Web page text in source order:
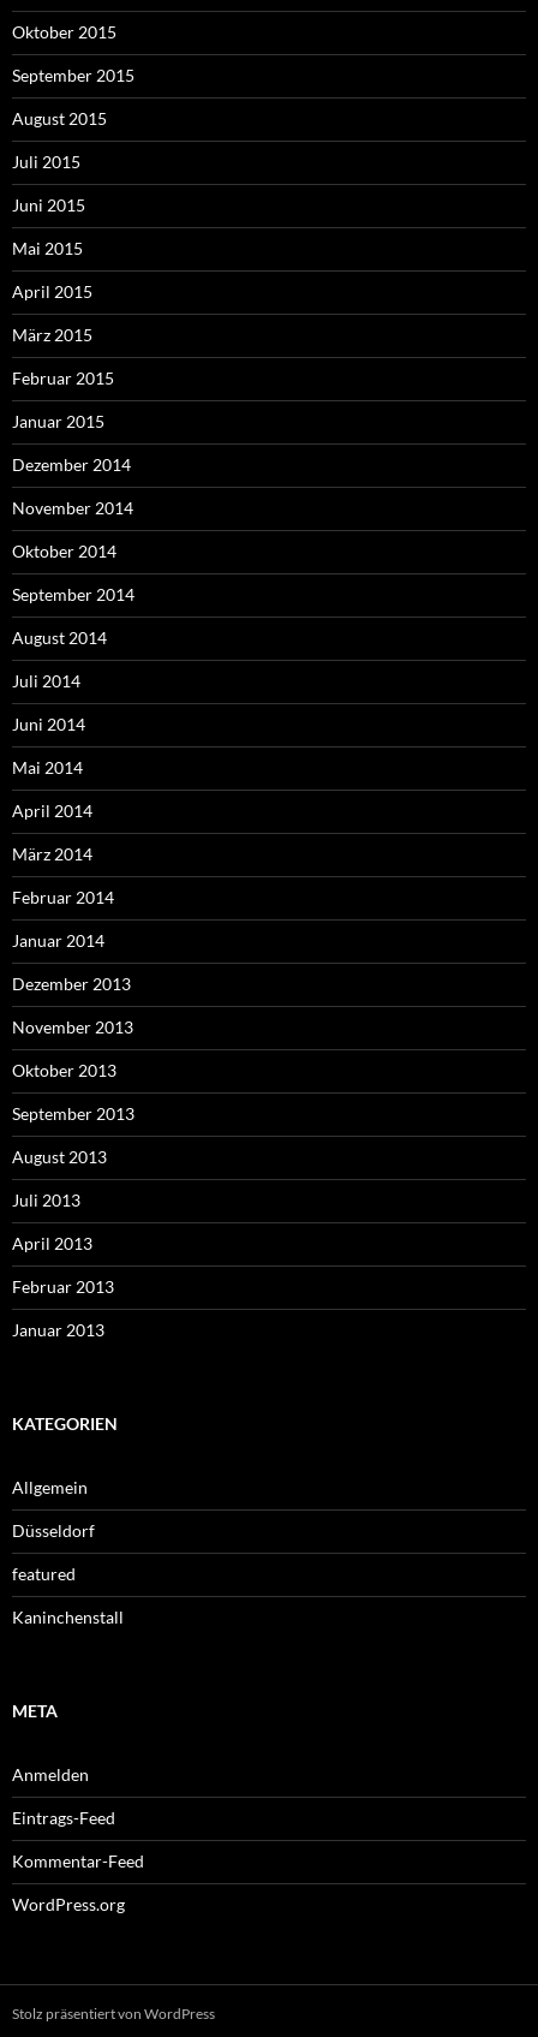
Oktober 2015
September 2015
August 2015
Juli 2015
Juni 2015
Mai 2015
April 2015
März 2015
Februar 2015
Januar 2015
Dezember 2014
November 2014
Oktober 2014
September 2014
August 2014
Juli 2014
Juni 2014
Mai 2014
April 2014
März 2014
Februar 2014
Januar 2014
Dezember 2013
November 2013
Oktober 2013
September 2013
August 2013
Juli 2013
April 2013
Februar 2013
Januar 2013
KATEGORIEN
Allgemein
Düsseldorf
featured
Kaninchenstall
META
Anmelden
Eintrags-Feed
Kommentar-Feed
WordPress.org
Stolz präsentiert von WordPress